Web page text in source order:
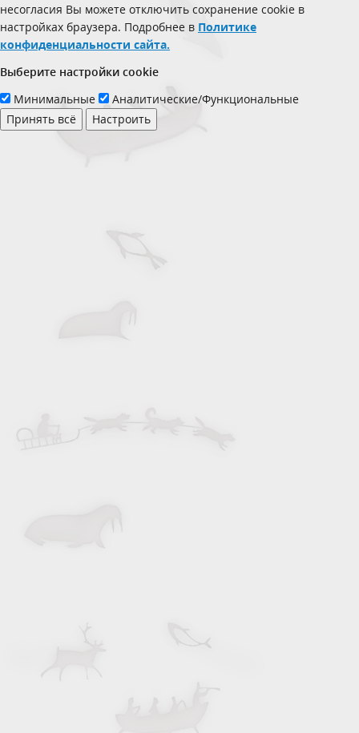
несогласия Вы можете отключить сохранение cookie в
настройках браузера. Подробнее в Политике
конфиденциальности сайта.
Выберите настройки cookie
Минимальные
Аналитические/Функциональные
Принять всё
Настроить